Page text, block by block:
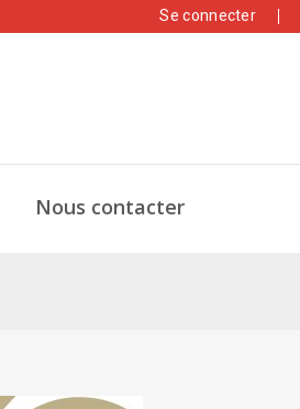
Se connecter
Nous contacter